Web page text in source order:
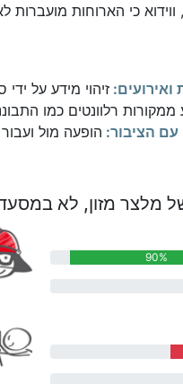
כי הארוחות מועברות
ואירועים: זיהוי מידע על ידי
רלוונטים כמו
עם הציבור: הופעה מול
מלצר מזון, לא
90%